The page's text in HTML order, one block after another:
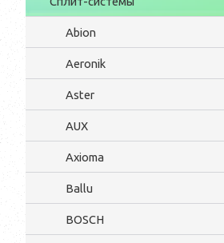
Abion
Aeronik
Aster
AUX
Axioma
Ballu
BOSCH